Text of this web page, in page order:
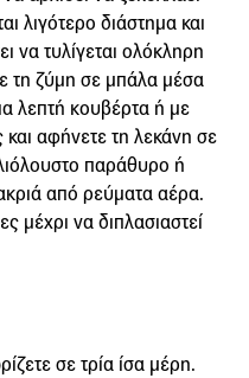
λιγότερο διάστημα και
να τυλίγεται ολόκληρη
τη ζύμη σε μπάλα μέσα
λεπτή κουβέρτα ή με
αφήνετε τη λεκάνη σε
παράθυρο ή
από ρεύματα αέρα.
μέχρι να διπλασιαστεί
σε τρία ίσα μέρη.